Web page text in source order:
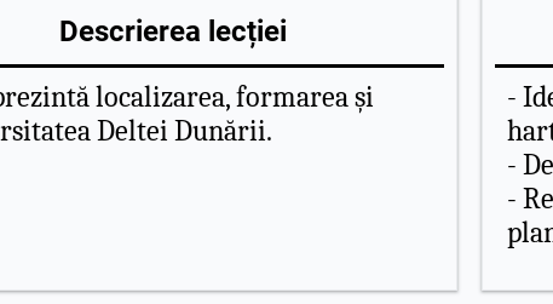
Descrierea lecției
localizarea, formarea și
Deltei Dunării.
-
-
-